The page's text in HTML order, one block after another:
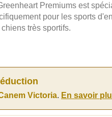
Premiums est
pour les sports
très sportifs.
Victoria. En savoir